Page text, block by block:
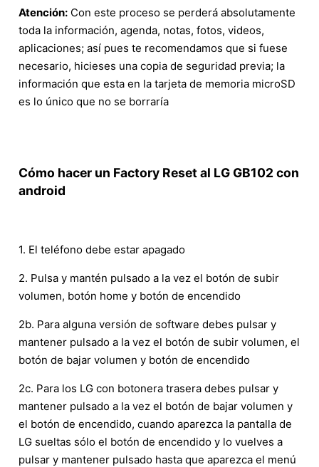
Atención: Con este proceso se perderá absolutamente
toda la información, agenda, notas, fotos, videos,
aplicaciones; así pues te recomendamos que si fuese
necesario, hicieses una copia de seguridad previa; la
información que esta en la tarjeta de memoria microSD
es lo único que no se borraría
Cómo hacer un Factory Reset al LG GB102 con
android
1. El teléfono debe estar apagado
2. Pulsa y mantén pulsado a la vez el botón de subir
volumen, botón home y botón de encendido
2b. Para alguna versión de software debes pulsar y
mantener pulsado a la vez el botón de subir volumen, el
botón de bajar volumen y botón de encendido
2c. Para los LG con botonera trasera debes pulsar y
mantener pulsado a la vez el botón de bajar volumen y
el botón de encendido, cuando aparezca la pantalla de
LG sueltas sólo el botón de encendido y lo vuelves a
pulsar y mantener pulsado hasta que aparezca el menú